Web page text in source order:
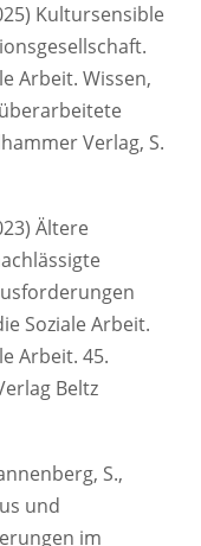
Kultursensible
Arbeit. Wissen,
Verlag, S.
Ältere
Soziale Arbeit.
Arbeit. 45.
Beltz
S.,
und
im